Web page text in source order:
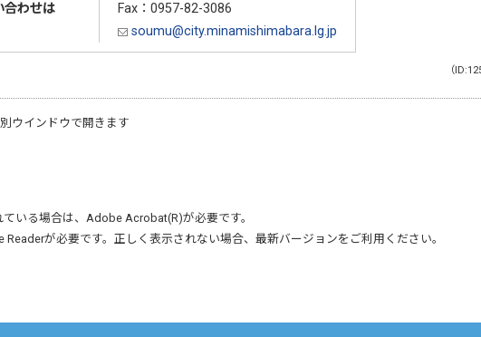
合わせは
Fax：0957-82-3086
soumu@city.minamishimabara.lg.jp
（
ウインドウで開きます
いる場合は、 Adobe Acrobat(R)が必要です。
Readerが必要です。正しく表示されない場合、最新バージョンをご利用ください。